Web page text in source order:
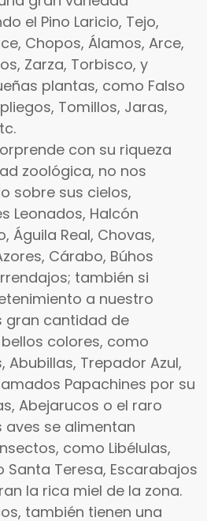
el Pino Laricio, Tejo,
Chopos, Álamos, Arce,
Zarza, Torbisco, y
plantas, como Falso
Tomillos, Jaras,
con su riqueza
zoológica, no nos
sobre sus cielos,
Leonados, Halcón
Águila Real, Chovas,
Cárabo, Búhos
también si
a nuestro
gran cantidad de
colores, como
Abubillas, Trepador Azul,
Papachines por su
Abejarucos o el raro
aves se alimentan
como Libélulas,
Santa Teresa, Escarabajos
la rica miel de la zona.
también tienen una